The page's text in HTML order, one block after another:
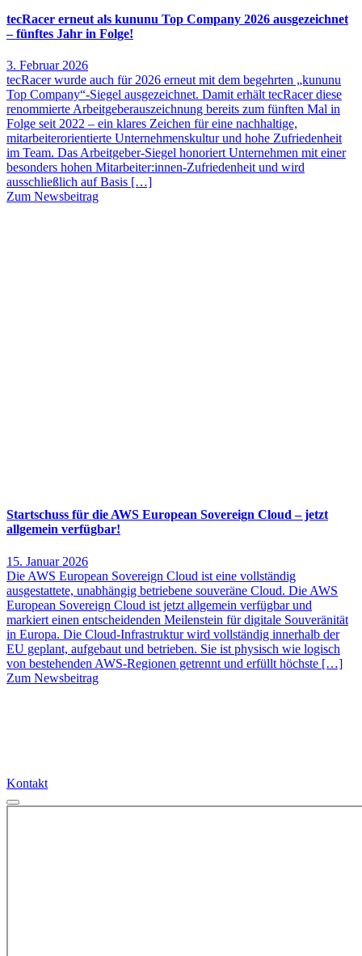
tecRacer erneut als kununu Top Company 2026 ausgezeichnet
– fünftes Jahr in Folge!
3. Februar 2026
tecRacer wurde auch für 2026 erneut mit dem begehrten „kununu
Top Company“-Siegel ausgezeichnet. Damit erhält tecRacer diese
renommierte Arbeitgeberauszeichnung bereits zum fünften Mal in
Folge seit 2022 – ein klares Zeichen für eine nachhaltige,
mitarbeiterorientierte Unternehmenskultur und hohe Zufriedenheit
im Team. Das Arbeitgeber-Siegel honoriert Unternehmen mit einer
besonders hohen Mitarbeiter:innen-Zufriedenheit und wird
ausschließlich auf Basis […]
Zum Newsbeitrag
Startschuss für die AWS European Sovereign Cloud – jetzt
allgemein verfügbar!
15. Januar 2026
Die AWS European Sovereign Cloud ist eine vollständig
ausgestattete, unabhängig betriebene souveräne Cloud. Die AWS
European Sovereign Cloud ist jetzt allgemein verfügbar und
markiert einen entscheidenden Meilenstein für digitale Souveränität
in Europa. Die Cloud-Infrastruktur wird vollständig innerhalb der
EU geplant, aufgebaut und betrieben. Sie ist physisch wie logisch
von bestehenden AWS-Regionen getrennt und erfüllt höchste […]
Zum Newsbeitrag
Kontakt